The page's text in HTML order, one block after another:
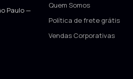
Paulo —
Quem Somos
Política de frete grátis
Vendas Corporativas